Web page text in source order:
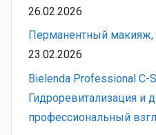
26.02.2026
Перманентный макияж,
23.02.2026
Bielenda Professional C-
Гидроревитализация и
профессиональный